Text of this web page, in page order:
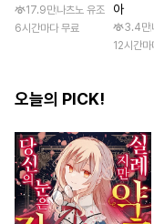
17.9만나츠노 유조
6시간마다 무료
아
3.4만
12시간마
오늘의 PICK!